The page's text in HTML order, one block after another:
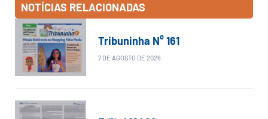
NOTÍCIAS RELACIONADAS
Tribuninha N° 161
7 DE AGOSTO DE 2026